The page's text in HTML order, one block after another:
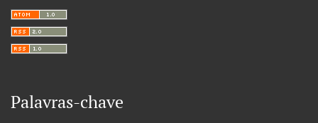
Palavras-chave